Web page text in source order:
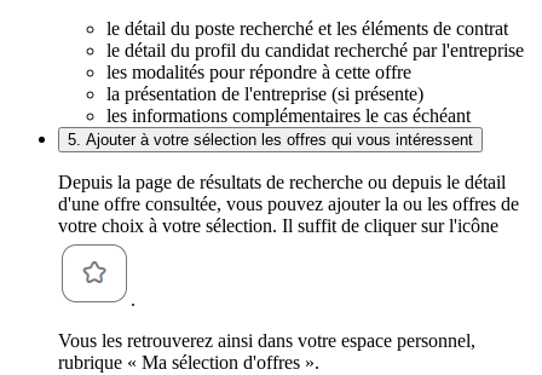
le détail du poste recherché et les éléments de contrat
le détail du profil du candidat recherché par l'entreprise
les modalités pour répondre à cette offre
la présentation de l'entreprise (si présente)
les informations complémentaires le cas échéant
5. Ajouter à votre sélection les offres qui vous intéressent
Depuis la page de résultats de recherche ou depuis le détail
d'une offre consultée, vous pouvez ajouter la ou les offres de
votre choix à votre sélection. Il suffit de cliquer sur l'icône
.
Vous les retrouverez ainsi dans votre espace personnel,
rubrique « Ma sélection d'offres ».